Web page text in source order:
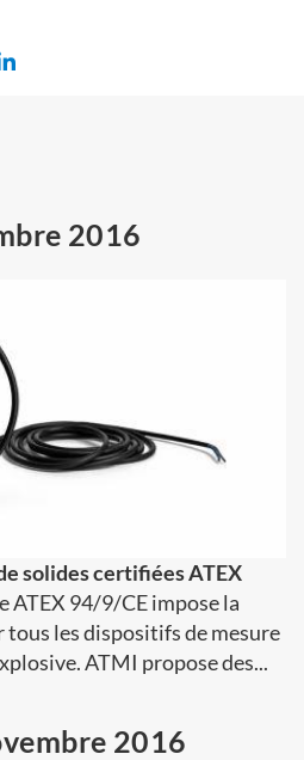
2016
solides certifiées ATEX
ATEX 94/9/CE impose la
les dispositifs de mesure
ATMI propose des...
2016